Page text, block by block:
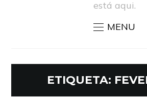
está aqui.
MENU
ETIQUETA: